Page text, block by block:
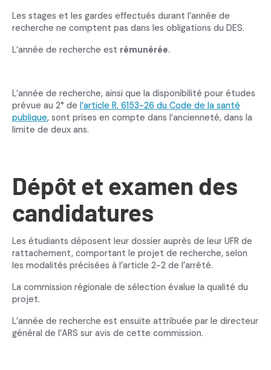
Les stages et les gardes effectués durant l’année de
recherche ne comptent pas dans les obligations du DES.
L’année de recherche est rémunérée.
L’année de recherche, ainsi que la disponibilité pour études
prévue au 2° de l’article R. 6153-26 du Code de la santé
publique, sont prises en compte dans l’ancienneté, dans la
limite de deux ans.
Dépôt et examen des
candidatures
Les étudiants déposent leur dossier auprès de leur UFR de
rattachement, comportant le projet de recherche, selon
les modalités précisées à l’article 2-2 de l’arrêté.
La commission régionale de sélection évalue la qualité du
projet.
L’année de recherche est ensuite attribuée par le directeur
général de l’ARS sur avis de cette commission.